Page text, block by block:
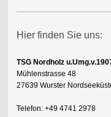
Hier finden Sie uns:
TSG Nordholz
Mühlenstrasse 48
27639 Wurster
Telefon: +49 4741 2978